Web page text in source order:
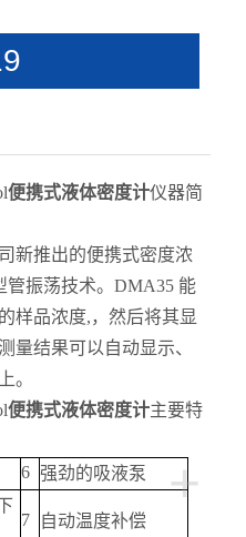
便携式液体密度计仪器简
新推出的便携式密度浓
管振荡技术。DMA35 能
样品浓度,，然后将其显
量结果可以自动显示、
。
便携式液体密度计主要特
+
6 强劲的吸液泵
7 自动温度补偿